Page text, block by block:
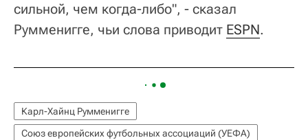
сильной, чем когда-либо", - сказал
Румменигге, чьи слова приводит ESPN.
Карл-Хайнц Румменигге
Союз европейских футбольных ассоциаций (УЕФА)